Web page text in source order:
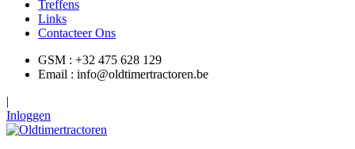
Treffens
Links
Contacteer Ons
GSM : +32 475 628 129
Email : info@oldtimertractoren.be
|
Inloggen